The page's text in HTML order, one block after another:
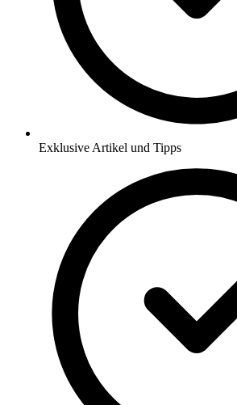
Exklusive Artikel und Tipps